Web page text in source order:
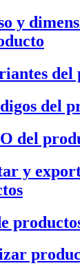
y
del
del
del
y